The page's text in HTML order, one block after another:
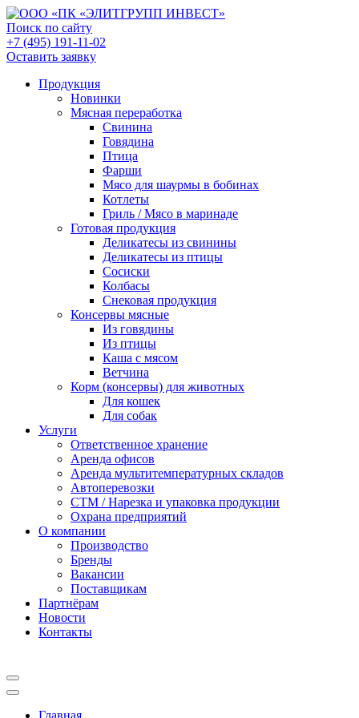
Поиск по сайту
+7 (495) 191-11-02
Оставить заявку
Продукция
Новинки
Мясная переработка
Свинина
Говядина
Птица
Фарши
Мясо для шаурмы в бобинах
Котлеты
Гриль / Мясо в маринаде
Готовая продукция
Деликатесы из свинины
Деликатесы из птицы
Сосиски
Колбасы
Снековая продукция
Консервы мясные
Из говядины
Из птицы
Каша с мясом
Ветчина
Корм (консервы) для животных
Для кошек
Для собак
Услуги
Ответственное хранение
Аренда офисов
Аренда мультитемпературных складов
Автоперевозки
СТМ / Нарезка и упаковка продукции
Охрана предприятий
О компании
Производство
Бренды
Вакансии
Поставщикам
Партнёрам
Новости
Контакты
Главная